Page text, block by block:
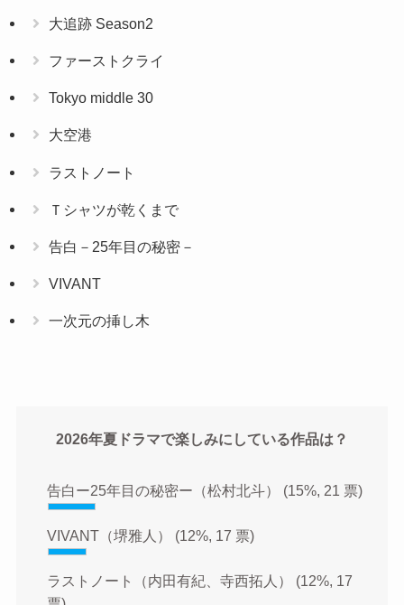
大追跡 Season2
ファーストクライ
Tokyo middle 30
大空港
ラストノート
Ｔシャツが乾くまで
告白－25年目の秘密－
VIVANT
一次元の挿し木
2026年夏ドラマで楽しみにしている作品は？
告白ー25年目の秘密ー（松村北斗） (15%, 21 票)
VIVANT（堺雅人） (12%, 17 票)
ラストノート（内田有紀、寺西拓人） (12%, 17